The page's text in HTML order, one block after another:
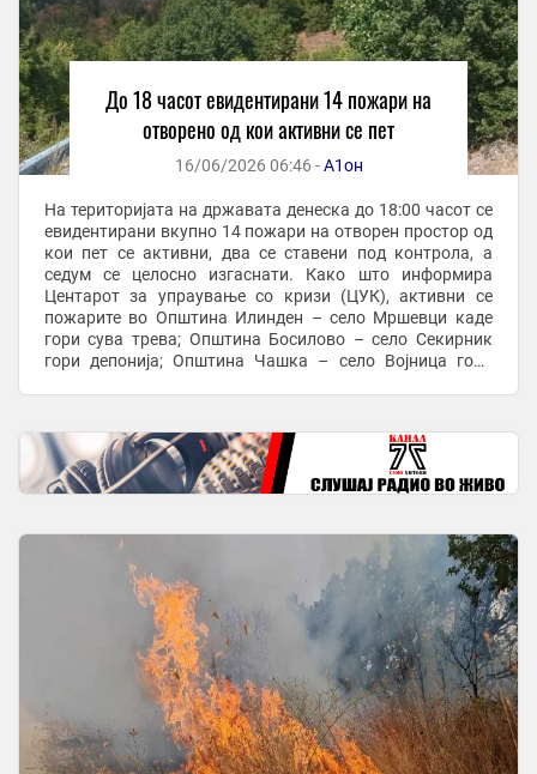
До 18 часот евидентирани 14 пожари на
отворено од кои активни се пет
16/06/2026 06:46 -А1он
На територијата на државата денеска до 18:00 часот се
евидентирани вкупно 14 пожари на отворен простор од
кои пет се активни, два се ставени под контрола, а
седум се целосно изгаснати. Како што информира
Центарот за упраување со кризи (ЦУК), активни се
пожарите во Општина Илинден – село Мршевци каде
гори сува трева; Општина Босилово – село Секирник
гори депонија; Општина Чашка – село Војница гори